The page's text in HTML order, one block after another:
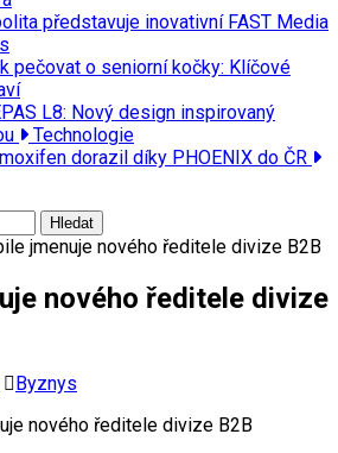
představuje inovativní FAST Media
pečovat o seniorní kočky: Klíčové
L8: Nový design inspirovaný
Technologie
dorazil díky PHOENIX do ČR
jmenuje nového ředitele divize B2B
nového ředitele divize
Byznys